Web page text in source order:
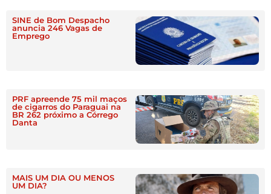
SINE de Bom Despacho
anuncia 246 Vagas de
Emprego
PRF apreende 75 mil maços
de cigarros do Paraguai na
BR 262 próximo a Córrego
Danta
MAIS UM DIA OU MENOS
UM DIA?